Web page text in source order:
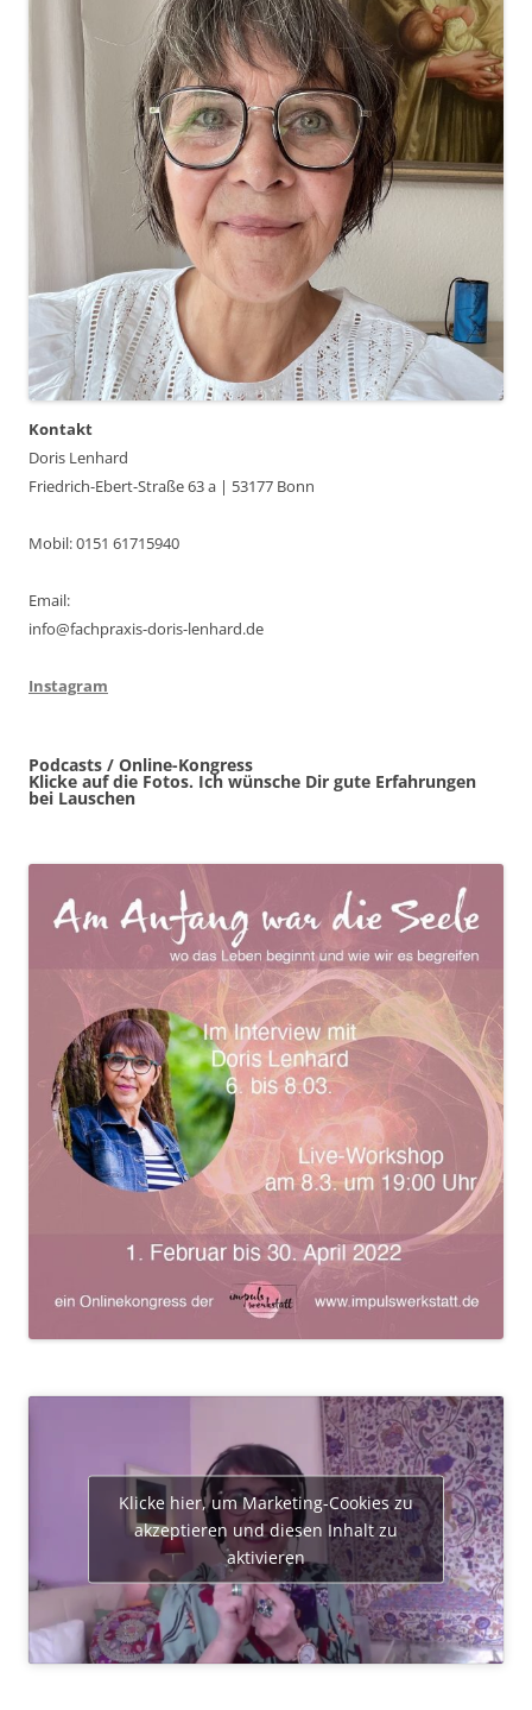
Kontakt
Doris Lenhard
Friedrich-Ebert-Straße 63 a | 53177 Bonn
Mobil: 0151 61715940
Email:
info@fachpraxis-doris-lenhard.de
Instagram
Podcasts / Online-Kongress
Klicke auf die Fotos. Ich wünsche Dir gute Erfahrungen
bei Lauschen
Klicke hier, um Marketing-Cookies zu
akzeptieren und diesen Inhalt zu
aktivieren